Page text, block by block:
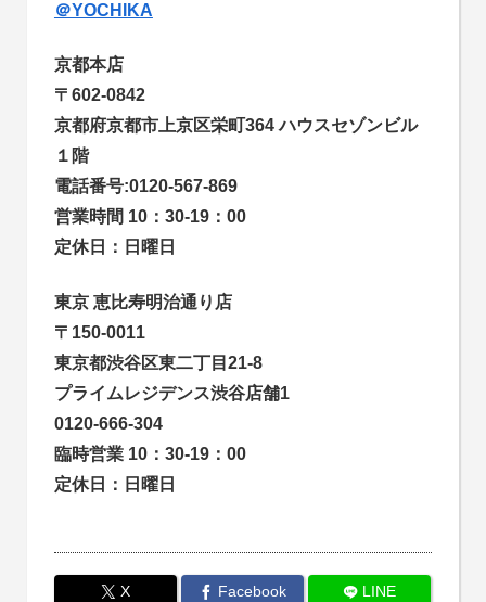
＠YOCHIKA
京都本店
〒602-0842
京都府京都市上京区栄町364 ハウスセゾンビル
１階
電話番号:0120-567-869
営業時間 10：30-19：00
定休日：日曜日
東京 恵比寿明治通り店
〒150-0011
東京都渋谷区東二丁目21-8
プライムレジデンス渋谷店舗1
0120-666-304
臨時営業 10：30-19：00
定休日：日曜日
X Facebook
LINE